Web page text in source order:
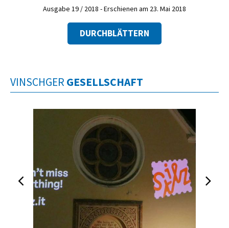
Ausgabe 19 / 2018 - Erschienen am 23. Mai 2018
DURCHBLÄTTERN
VINSCHGER GESELLSCHAFT